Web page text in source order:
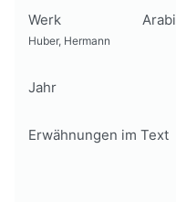
Werk Arabi
Huber, Hermann
Jahr
Erwähnungen im Text